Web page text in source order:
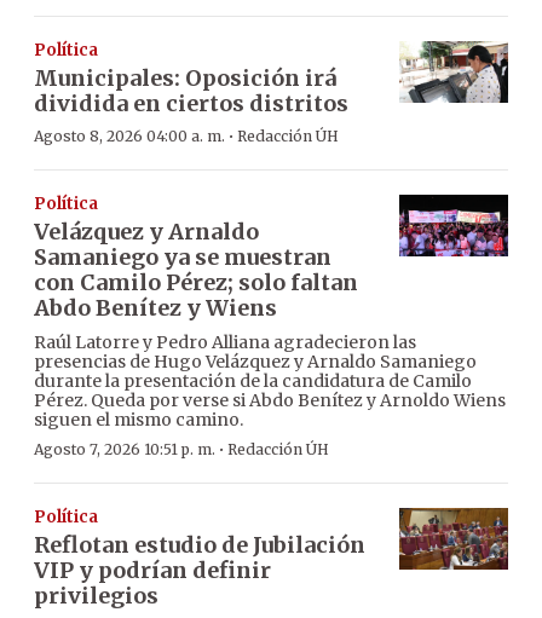
Política
Municipales: Oposición irá
dividida en ciertos distritos
Agosto 8, 2026 04:00 a. m. · Redacción ÚH
Política
Velázquez y Arnaldo
Samaniego ya se muestran
con Camilo Pérez; solo faltan
Abdo Benítez y Wiens
Raúl Latorre y Pedro Alliana agradecieron las
presencias de Hugo Velázquez y Arnaldo Samaniego
durante la presentación de la candidatura de Camilo
Pérez. Queda por verse si Abdo Benítez y Arnoldo Wiens
siguen el mismo camino.
Agosto 7, 2026 10:51 p. m. · Redacción ÚH
Política
Reflotan estudio de Jubilación
VIP y podrían definir
privilegios